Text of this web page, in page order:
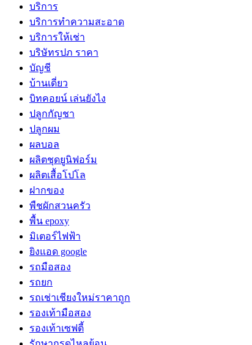
บริการ
บริการทำความสะอาด
บริการให้เช่า
บริษัทรปภ ราคา
บัญชี
บ้านเดี่ยว
บิทคอยน์ เล่นยังไง
ปลูกกัญชา
ปลูกผม
ผลบอล
ผลิตชุดยูนิฟอร์ม
ผลิตเสื้อโปโล
ฝากของ
พืชผักสวนครัว
พื้น epoxy
มิเตอร์ไฟฟ้า
ยิงแอด google
รถมือสอง
รถยก
รถเช่าเชียงใหม่ราคาถูก
รองเท้ามือสอง
รองเท้าเซฟตี้